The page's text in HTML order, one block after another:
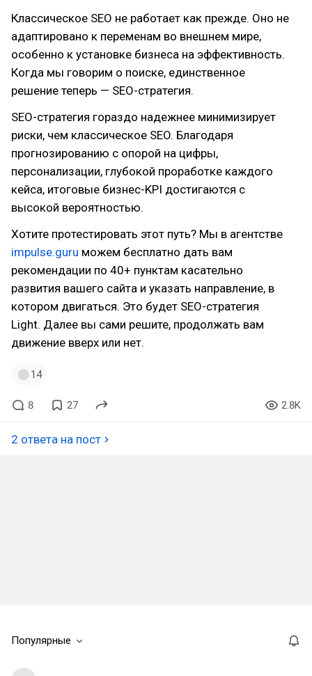
Классическое SEO не работает как прежде. Оно не
адаптировано к переменам во внешнем мире,
особенно к установке бизнеса на эффективность.
Когда мы говорим о поиске, единственное
решение теперь — SEO-стратегия.
SEO-стратегия гораздо надежнее минимизирует
риски, чем классическое SEO. Благодаря
прогнозированию с опорой на цифры,
персонализации, глубокой проработке каждого
кейса, итоговые бизнес-KPI достигаются с
высокой вероятностью.
Хотите протестировать этот путь? Мы в агентстве
impulse.guru можем бесплатно дать вам
рекомендации по 40+ пунктам касательно
развития вашего сайта и указать направление, в
котором двигаться. Это будет SEO-стратегия
Light. Далее вы сами решите, продолжать вам
движение вверх или нет.
14
8 27 2.8K
2 ответа на пост
Популярные